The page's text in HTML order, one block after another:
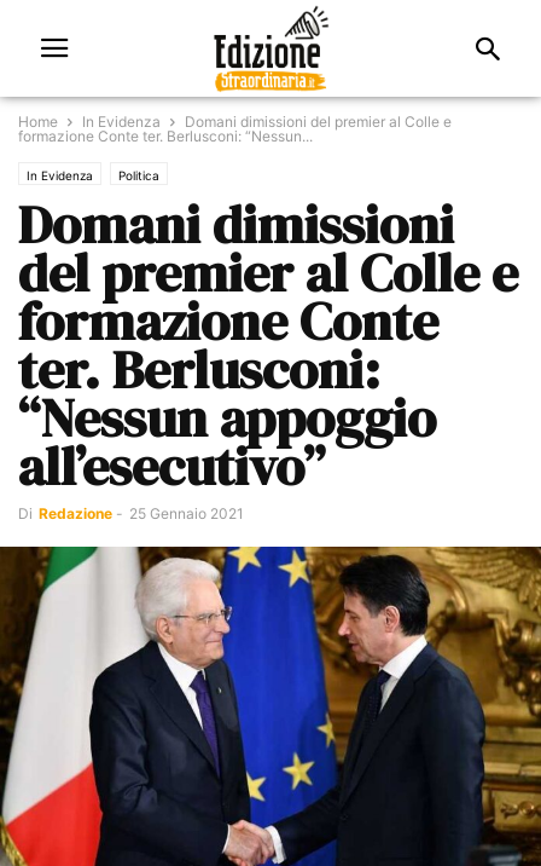
Home In Evidenza
Domani dimissioni del premier al Colle e
formazione Conte ter. Berlusconi: “Nessun...
In Evidenza Politica
Domani dimissioni
del premier al Colle e
formazione Conte
ter. Berlusconi:
“Nessun appoggio
all’esecutivo”
Di Redazione - 25 Gennaio 2021